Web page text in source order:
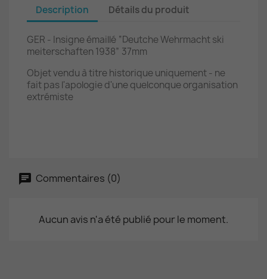
Description Détails du produit
GER - Insigne émaillé “Deutche Wehrmacht ski
meiterschaften 1938” 37mm
Objet vendu à titre historique uniquement - ne
fait pas l'apologie d'une quelconque organisation
extrémiste
Commentaires (0)
Aucun avis n'a été publié pour le moment.